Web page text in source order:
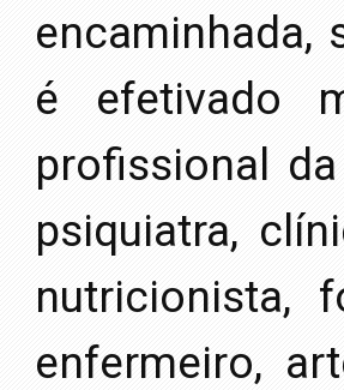
encaminhada,
é efetivado
profissional
psiquiatra,
nutricionista,
enfermeiro,